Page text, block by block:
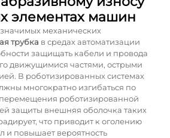
элементах машин
механических
трубка в средах автоматизации
защищать кабели и провода
движущимися частями, острыми
В роботизированных системах
многократно изгибаться по
роботизированной
защиты внешняя оболочка таких
что приводит к оголению
и повышает вероятность